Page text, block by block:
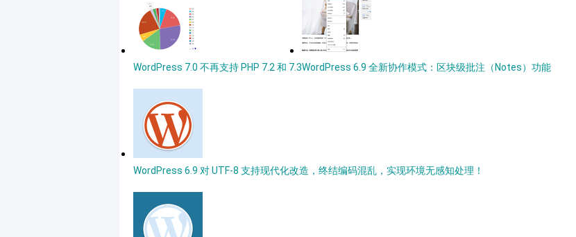
WordPress 7.0 不再支持 PHP 7.2 和 7.3WordPress 6.9 全新协作模式：区块级批注（Notes）功能
WordPress 6.9 对 UTF-8 支持现代化改造，终结编码混乱，实现环境无感知处理！